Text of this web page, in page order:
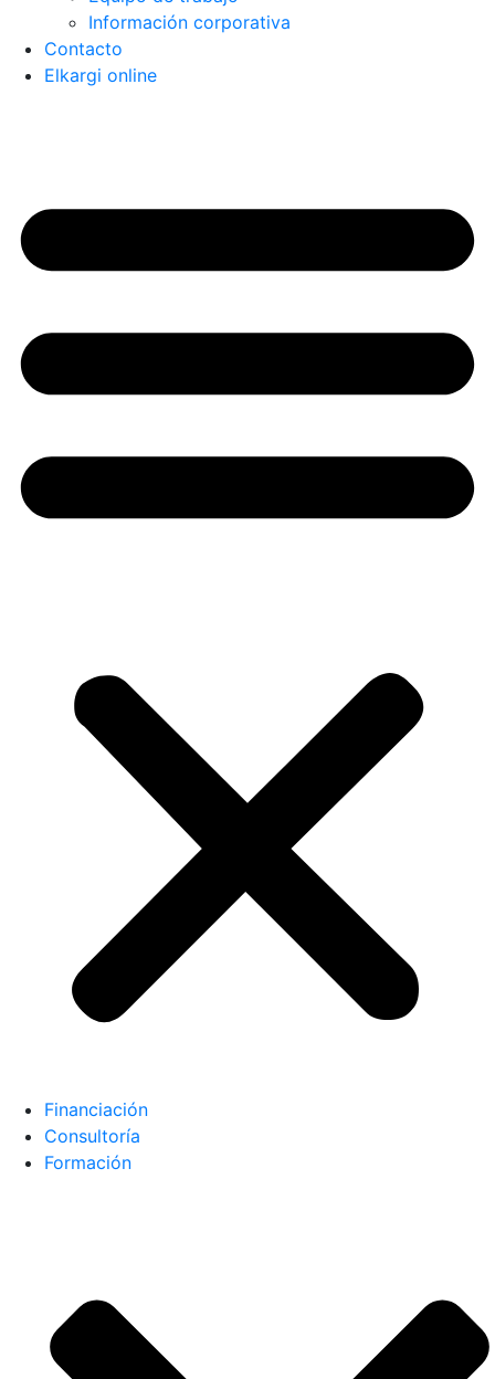
Información corporativa
Contacto
Elkargi online
Financiación
Consultoría
Formación